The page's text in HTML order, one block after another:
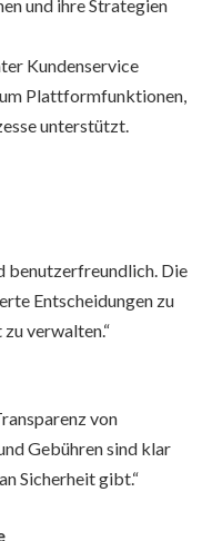
und ihre Strategien
Kundenservice
Plattformfunktionen,
unterstützt.
benutzerfreundlich. Die
Entscheidungen zu
verwalten.“
von
Gebühren sind klar
Sicherheit gibt.“